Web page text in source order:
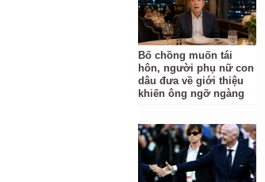
Bố chồng muốn tái
hôn, người phụ nữ con
dâu đưa về giới thiệu
khiến ông ngỡ ngàng